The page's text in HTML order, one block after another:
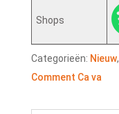
Shops
Categorieën: Nieuw,
Comment Ca va